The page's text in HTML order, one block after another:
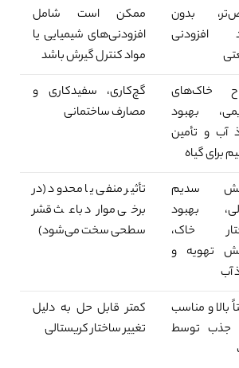
بدون
افزودنی
ممکن است شامل
افزودنی‌های شیمیایی یا
مواد کنترل گیرش باشد
خاک‌های
بهبود
آب و تأمین
برای گیاه
گچ‌کاری، سفیدکاری و
مصارف ساختمانی
سدیم
بهبود
خاک،
تهویه و
آب
تأثیر منفی یا محدود (در
برخی موارد باعث قشر
سطحی سخت می‌شود)
بالا و مناسب
جذب توسط
کمتر قابل حل به دلیل
تغییر ساختار کریستالی